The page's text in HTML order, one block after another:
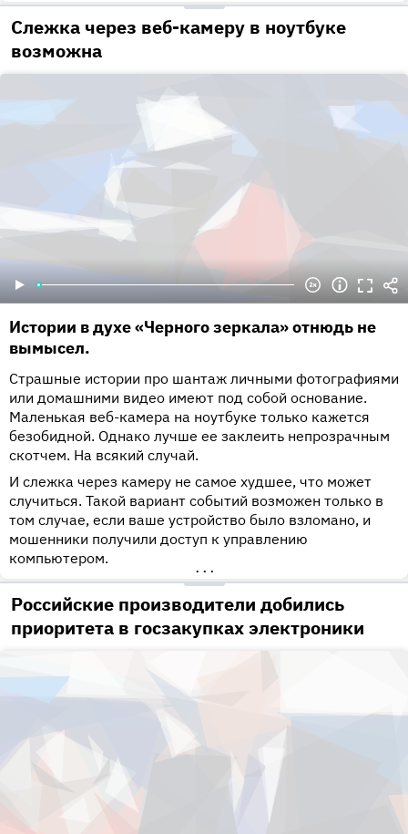
Слежка через веб-камеру в ноутбуке
возможна
Истории в духе «Черного зеркала» отнюдь не
вымысел.
Страшные истории про шантаж личными фотографиями
или домашними видео имеют под собой основание.
Маленькая веб-камера на ноутбуке только кажется
безобидной. Однако лучше ее заклеить непрозрачным
скотчем. На всякий случай.
И слежка через камеру не самое худшее, что может
случиться. Такой вариант событий возможен только в
том случае, если ваше устройство было взломано, и
мошенники получили доступ к управлению
компьютером.
•••
Российские производители добились
приоритета в госзакупках электроники